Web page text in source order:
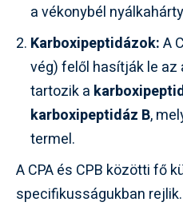
a vékonybél
Karboxipeptidázok:A
vég) felől hasítják le az
tartozik a
karboxipeptidáz B,
termel.
A CPA és CPB közötti fő
specifikusságukban